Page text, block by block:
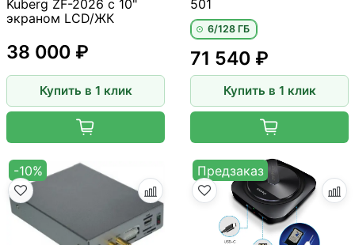
Kuberg ZF-2026 с 10"
экраном LCD/ЖК
38 000 ₽
Купить в 1 клик
501
6/128 ГБ
71 540 ₽
Купить в 1 клик
-10% Предзаказ